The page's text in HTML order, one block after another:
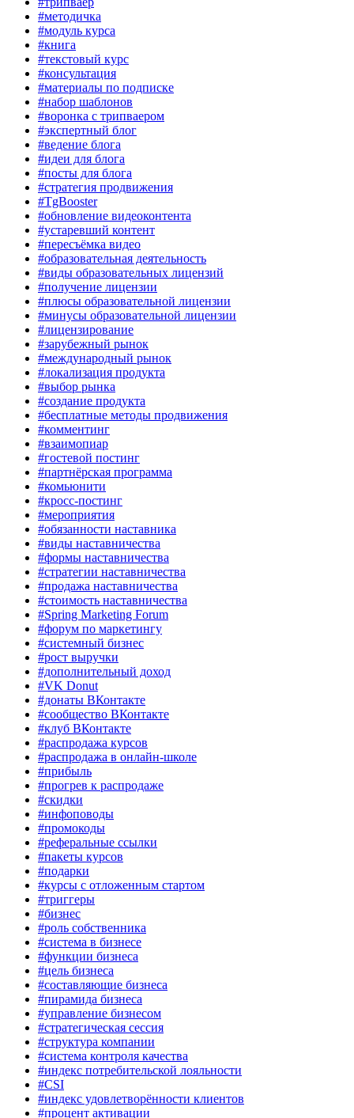
#методичка
#модуль курса
#книга
#текстовый курс
#консультация
#материалы по подписке
#набор шаблонов
#воронка с трипваером
#экспертный блог
#ведение блога
#идеи для блога
#посты для блога
#стратегия продвижения
#TgBooster
#обновление видеоконтента
#устаревший контент
#пересъёмка видео
#образовательная деятельность
#виды образовательных лицензий
#получение лицензии
#плюсы образовательной лицензии
#минусы образовательной лицензии
#лицензирование
#зарубежный рынок
#международный рынок
#локализация продукта
#выбор рынка
#создание продукта
#бесплатные методы продвижения
#комментинг
#взаимопиар
#гостевой постинг
#партнёрская программа
#комьюнити
#кросс-постинг
#мероприятия
#обязанности наставника
#виды наставничества
#формы наставничества
#стратегии наставничества
#продажа наставничества
#стоимость наставничества
#Spring Marketing Forum
#форум по маркетингу
#системный бизнес
#рост выручки
#дополнительный доход
#VK Donut
#донаты ВКонтакте
#сообщество ВКонтакте
#клуб ВКонтакте
#распродажа курсов
#распродажа в онлайн-школе
#прибыль
#прогрев к распродаже
#скидки
#инфоповоды
#промокоды
#реферальные ссылки
#пакеты курсов
#подарки
#курсы с отложенным стартом
#триггеры
#бизнес
#роль собственника
#система в бизнесе
#функции бизнеса
#цель бизнеса
#составляющие бизнеса
#пирамида бизнеса
#управление бизнесом
#стратегическая сессия
#структура компании
#система контроля качества
#индекс потребительской лояльности
#CSI
#индекс удовлетворённости клиентов
#процент активации